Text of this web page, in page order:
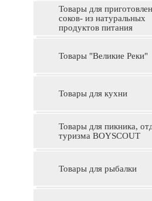
Товары для
соков- из натуральных
продуктов питания
Товары "Великие Реки"
Товары для кухни
Товары для пикника,
туризма BOYSCOUT
Товары для рыбалки